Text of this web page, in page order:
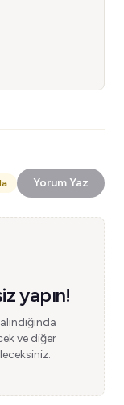
Yorum Yaz
yapın!
ve diğer